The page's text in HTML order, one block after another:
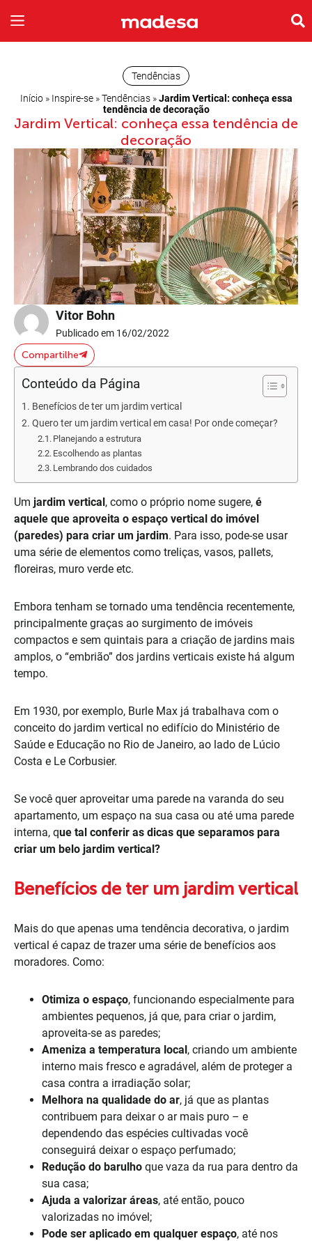
Início» Inspire-se»Tendências»Jardim Vertical: conheça essa
tendência de decoração
Tendências
Jardim Vertical: conheça essa tendência de
decoração
Vitor Bohn
Publicado em 16/02/2022
Compartilhe
Conteúdo da Página
Benefícios de ter um jardim vertical
Quero ter um jardim vertical em casa! Por onde começar?
Planejando a estrutura
Escolhendo as plantas
Lembrando dos cuidados
Um jardim vertical, como o próprio nome sugere, é
aquele que aproveita o espaço vertical do imóvel
(paredes) para criar um jardim. Para isso, pode-se usar
uma série de elementos como treliças, vasos, pallets,
floreiras, muro verde etc.
Embora tenham se tornado uma tendência recentemente,
principalmente graças ao surgimento de imóveis
compactos e sem quintais para a criação de jardins mais
amplos, o “embrião” dos jardins verticais existe há algum
tempo.
Em 1930, por exemplo, Burle Max já trabalhava com o
conceito do jardim vertical no edifício do Ministério de
Saúde e Educação no Rio de Janeiro, ao lado de Lúcio
Costa e Le Corbusier.
Se você quer aproveitar uma parede na varanda do seu
apartamento, um espaço na sua casa ou até uma parede
interna, que tal conferir as dicas que separamos para
criar um belo jardim vertical?
Benefícios de ter um jardim vertical
Mais do que apenas uma tendência decorativa, o jardim
vertical é capaz de trazer uma série de benefícios aos
moradores. Como:
Otimiza o espaço, funcionando especialmente para
ambientes pequenos, já que, para criar o jardim,
aproveita-se as paredes;
Ameniza a temperatura local, criando um ambiente
interno mais fresco e agradável, além de proteger a
casa contra a irradiação solar;
Melhora na qualidade do ar, já que as plantas
contribuem para deixar o ar mais puro – e
dependendo das espécies cultivadas você
conseguirá deixar o espaço perfumado;
Redução do barulho que vaza da rua para dentro da
sua casa;
Ajuda a valorizar áreas, até então, pouco
valorizadas no imóvel;
Pode ser aplicado em qualquer espaço, até nos